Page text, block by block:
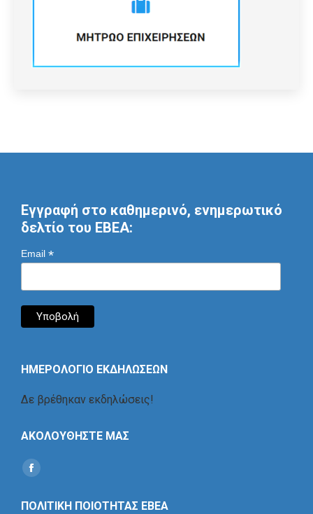
Εγγραφή στο καθημερινό, ενημερωτικό
δελτίο του ΕΒΕΑ:
Email *
ΗΜΕΡΟΛΟΓΙΟ ΕΚΔΗΛΩΣΕΩΝ
Δε βρέθηκαν εκδηλώσεις!
ΑΚΟΛΟΥΘΗΣΤΕ ΜΑΣ
Find us on:
Social
ΠΟΛΙΤΙΚΗ ΠΟΙΟΤΗΤΑΣ ΕΒΕΑ